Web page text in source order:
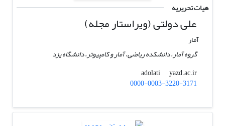
هیات تحریریه
علی دولتی (ویراستار مجله)
آمار
گروه آمار، دانشکده ریاضی، آمار و کامپیوتر، دانشگاه یزد
adolati
yazd.ac.ir
0000-0003-3220-3171